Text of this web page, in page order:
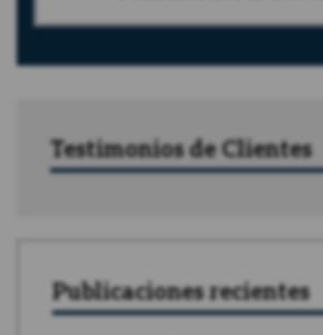
Testimonios de Clientes
Publicaciones recientes